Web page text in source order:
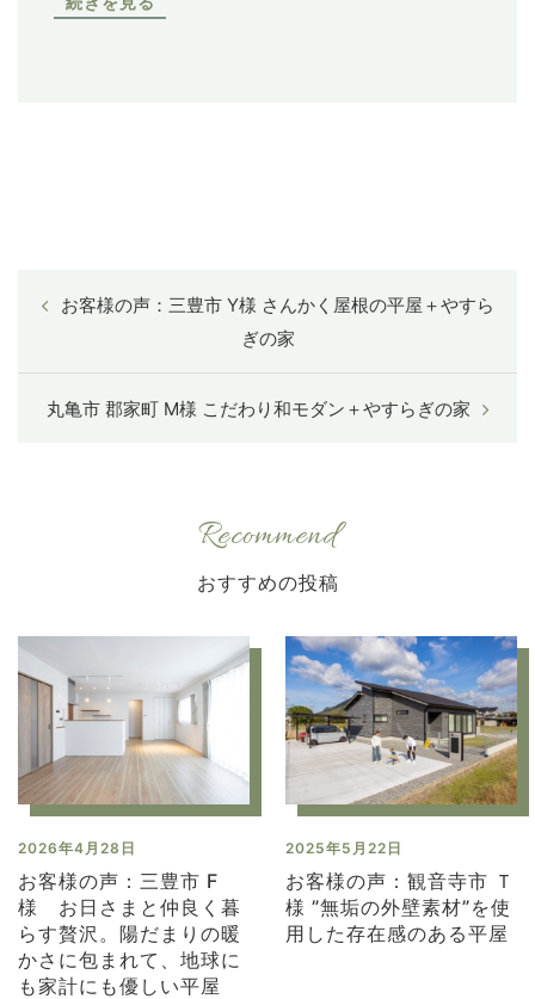
お客様の声：三豊市 Y様 さんかく屋根の平屋＋やすら
ぎの家
丸亀市 郡家町 M様 こだわり和モダン＋やすらぎの家
Recommend
2026年4月28日
お客様の声：三豊市 F
様 お日さまと仲良く暮
らす贅沢。陽だまりの暖
かさに包まれて、地球に
も家計にも優しい平屋
2025年5月22日
お客様の声：観音寺市 Ｔ
様 ”無垢の外壁素材”を使
用した存在感のある平屋